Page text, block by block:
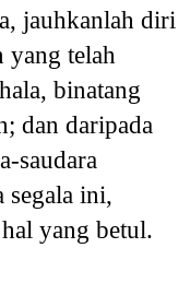
jauhkanlah diri
yang telah
binatang
dan daripada
saudara
segala ini,
yang betul.